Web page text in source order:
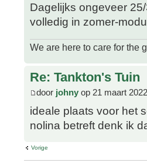
Dagelijks ongeveer
volledig in zomer-
We are here to care for the
Re: Tankton's Tuin
door johny op 21 maart
ideale plaats voor het
nolina betreft denk ik
Vorige